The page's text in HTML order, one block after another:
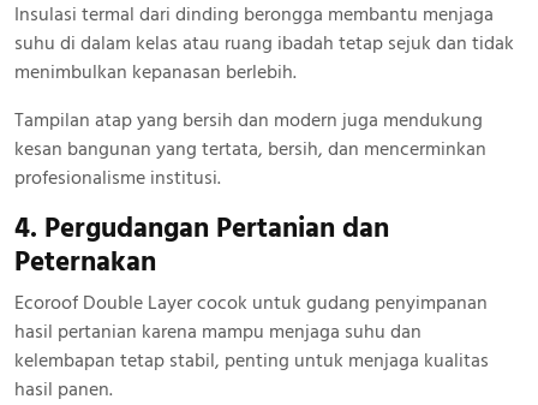
Insulasi termal dari dinding berongga membantu menjaga
suhu di dalam kelas atau ruang ibadah tetap sejuk dan tidak
menimbulkan kepanasan berlebih.
Tampilan atap yang bersih dan modern juga mendukung
kesan bangunan yang tertata, bersih, dan mencerminkan
profesionalisme institusi.
4. Pergudangan Pertanian dan
Peternakan
Ecoroof Double Layer cocok untuk gudang penyimpanan
hasil pertanian karena mampu menjaga suhu dan
kelembapan tetap stabil, penting untuk menjaga kualitas
hasil panen.